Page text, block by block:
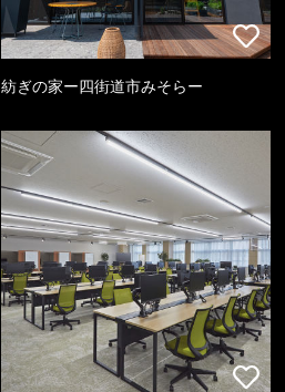
紡ぎの家ー四街道市みそらー